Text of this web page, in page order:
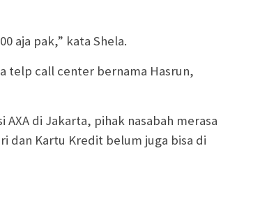
aja pak,” kata Shela.
telp call center bernama Hasrun,
di Jakarta, pihak nasabah merasa
dan Kartu Kredit belum juga bisa di